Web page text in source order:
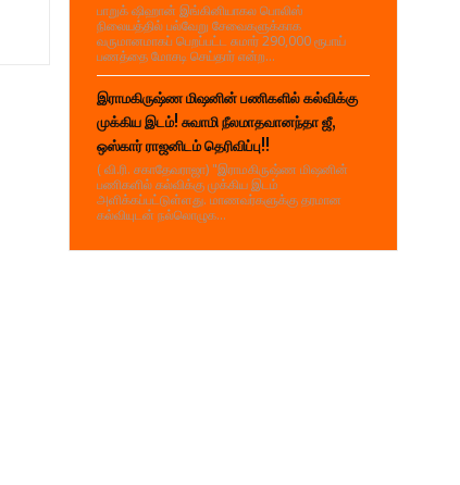
பாறுக் ஷிஹான் இங்கினியாகல பொலிஸ்
நிலையத்தில் பல்வேறு சேவைகளுக்காக
வருமானமாகப் பெறப்பட்ட சுமார் 290,000 ரூபாய்
பணத்தை மோசடி செய்தார் என்ற...
இராமகிருஷ்ண மிஷனின் பணிகளில் கல்விக்கு
முக்கிய இடம்! சுவாமி நீலமாதவானந்தா ஜீ,
ஒஸ்கார் ராஜனிடம் தெரிவிப்பு!!
( வி.ரி. சகாதேவராஜா) "இராமகிருஷ்ண மிஷனின்
பணிகளில் கல்விக்கு முக்கிய இடம்
அளிக்கப்பட்டுள்ளது. மாணவர்களுக்கு தரமான
கல்வியுடன் நல்லொழுக...